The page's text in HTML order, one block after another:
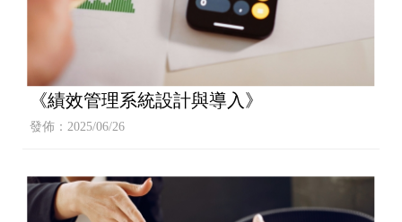
《績效管理系統設計與導入》
發佈：2025/06/26